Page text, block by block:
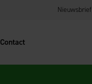
Nieuwsbrief
Contact